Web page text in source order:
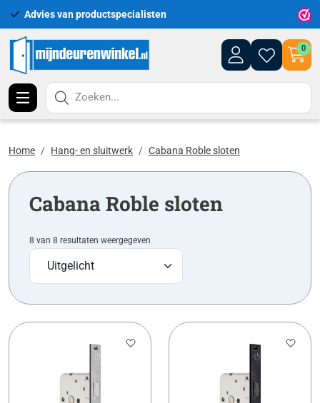
Advies van productspecialisten
0
Zoeken...
Home Hang- en sluitwerk Cabana Roble sloten
Cabana Roble sloten
8 van 8 resultaten weergegeven